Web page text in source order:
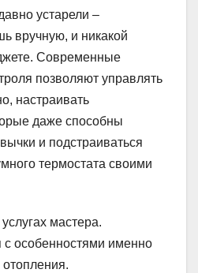
устарели –
вручную, и никакой
Современные
позволяют управлять
настраивать
даже способны
и подстраиваться
термостата своими
мастера.
с особенностями именно